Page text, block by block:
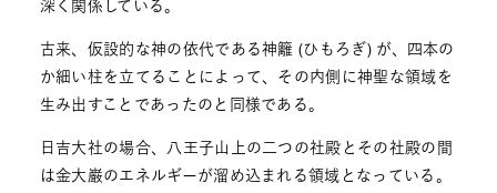
深く関係している。
古来、仮設的な神の依代である神籬 (ひもろぎ) が、四本の
か細い柱を立てることによって、その内側に神聖な領域を
生み出すことであったのと同様である。
日吉大社の場合、八王子山上の二つの社殿とその社殿の間
は金大巌のエネルギーが溜め込まれる領域となっている。